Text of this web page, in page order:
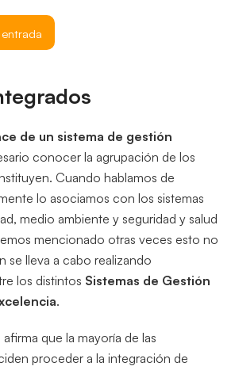
de un sistema de gestión
conocer la agrupación de los
Cuando hablamos de
lo asociamos con los sistemas
medio ambiente y seguridad y salud
mencionado otras veces esto no
se lleva a cabo realizando
los distintos Sistemas de Gestión
.
que la mayoría de las
proceder a la integración de